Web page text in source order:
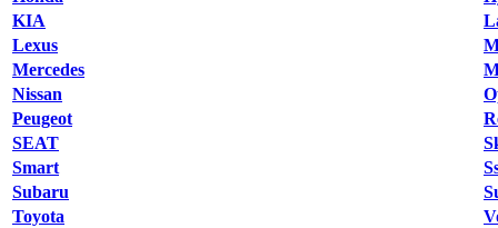
KIA
Lexus
Mercedes
Nissan
Peugeot
SEAT
Smart
Subaru
Toyota